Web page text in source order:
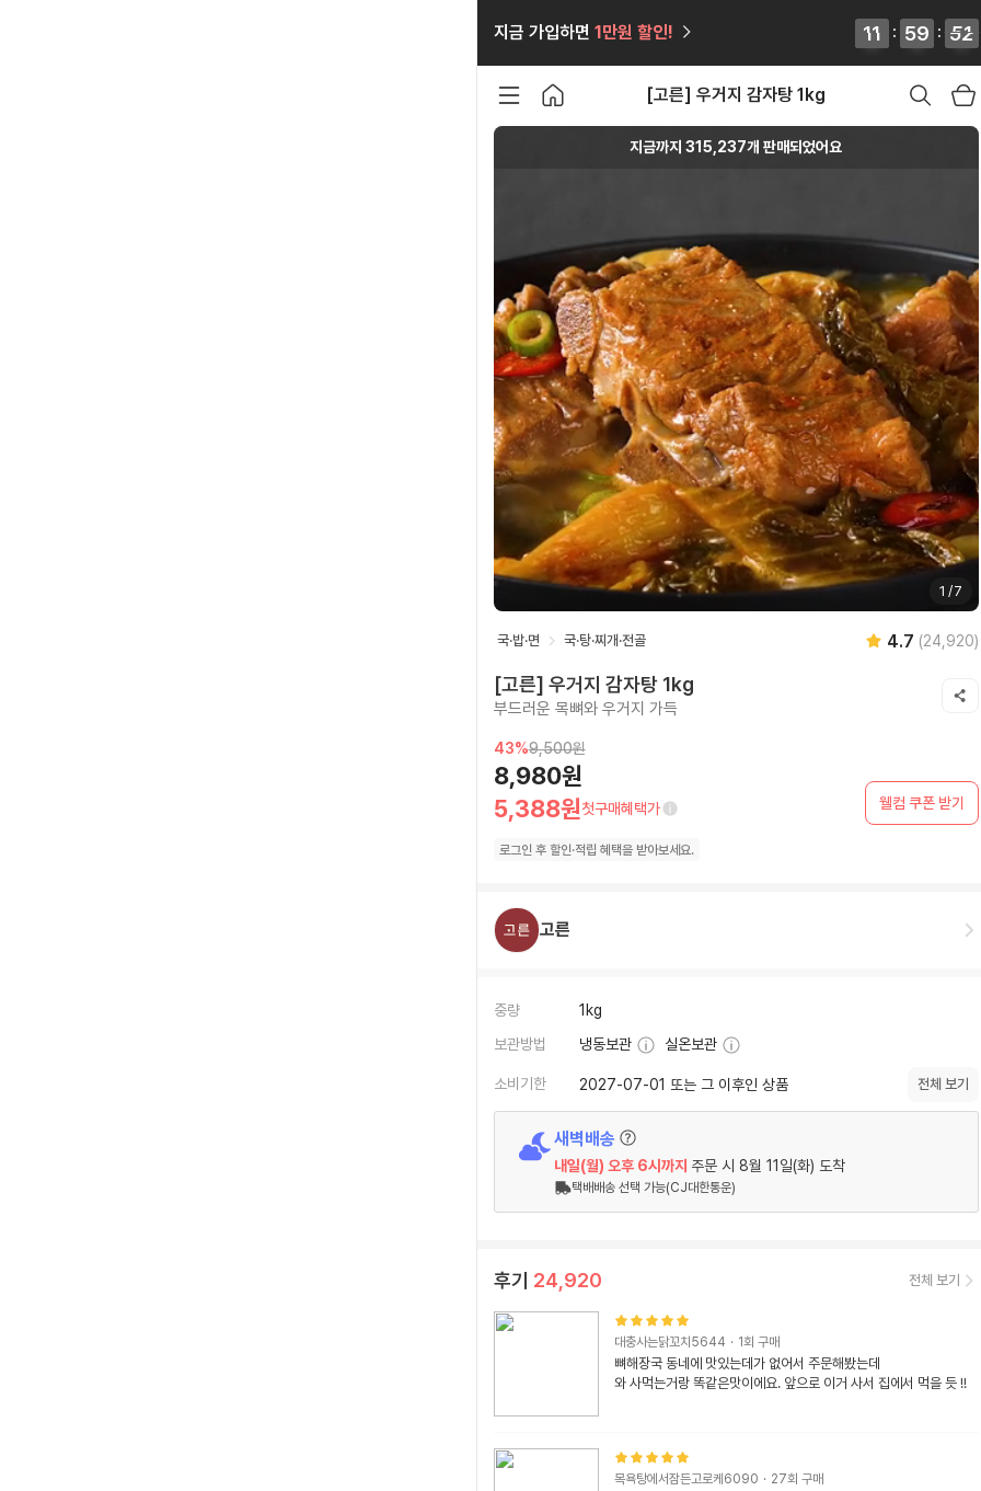
지금 가입하면 1만원 할인! 11
12
11
12 : 59
59
59
59 : 49
50
49
50
[고른] 우거지 감자탕 1kg
1 /7
국·밥·면 국·탕·찌개·전골 4.7 (24,920)
[고른] 우거지 감자탕 1kg
부드러운 목뼈와 우거지 가득
43%9,500원
8,980원
5,388원첫구매혜택가 웰컴 쿠폰 받기
로그인 후 할인·적립 혜택을 받아보세요.
고른
중량
1kg
보관방법
냉동보관 실온보관
소비기한 2027-07-01 또는 그 이후인 상품 전체 보기
새벽배송
내일(월) 오후 6시 까지 주문 시 8월 11일(화) 도착
택배배송 선택 가능(CJ대한통운)
후기 24,920 전체 보기
대충사는닭꼬치5644 · 1회 구매
뼈해장국 동네에 맛있는데가 없어서 주문해봤는데
와 사먹는거랑 똑같은맛이에요. 앞으로 이거 사서 집에서 먹을 듯 !!
목욕탕에서잠든고로케6090 · 27회 구매